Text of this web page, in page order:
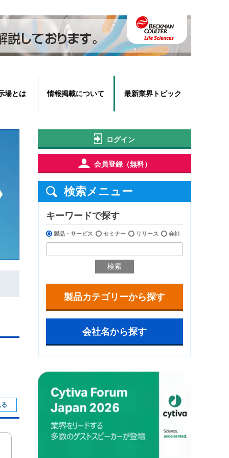
場とは 情報掲載について 最新業界トピック
ログイン
会員登録（無料）
検索メニュー
キーワードで探す
製品・サービス セミナー リリース 会社
検索
製品カテゴリーから探す
会社名から探す